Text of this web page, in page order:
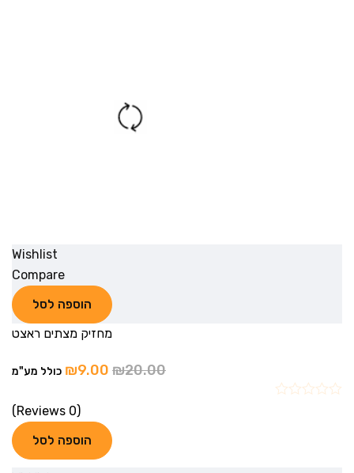
Wishlist
Compare
הוספה לסל
מחזיק מצתים ראצט
₪20.00
₪9.00 כולל מע"מ
(0 Reviews)
הוספה לסל